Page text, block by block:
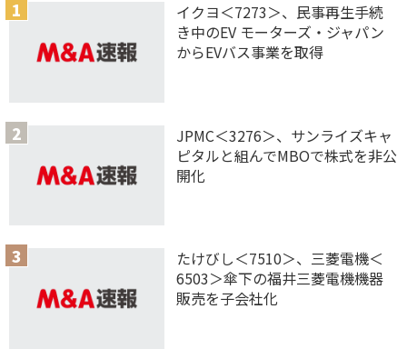
イクヨ＜7273＞、民事再生手続
き中のEV モーターズ・ジャパン
からEVバス事業を取得
JPMC＜3276＞、サンライズキャ
ピタルと組んでMBOで株式を非公
開化
たけびし＜7510＞、三菱電機＜
6503＞傘下の福井三菱電機機器
販売を子会社化